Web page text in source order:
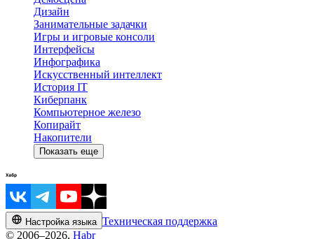
Дизайн
Занимательные задачки
Игры и игровые консоли
Интерфейсы
Инфографика
Искусственный интеллект
История IT
Киберпанк
Компьютерное железо
Копирайт
Накопители
Показать еще
Настройка языка Техническая поддержка
© 2006–2026, Habr